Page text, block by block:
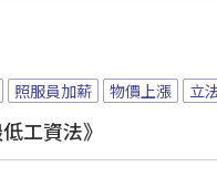
照服員加薪 物價上漲 立
工資法》